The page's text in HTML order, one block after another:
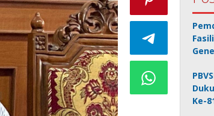
Ke-